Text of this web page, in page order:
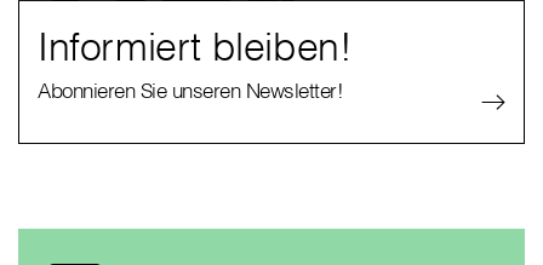
Informiert bleiben!
Abonnieren Sie unseren Newsletter!